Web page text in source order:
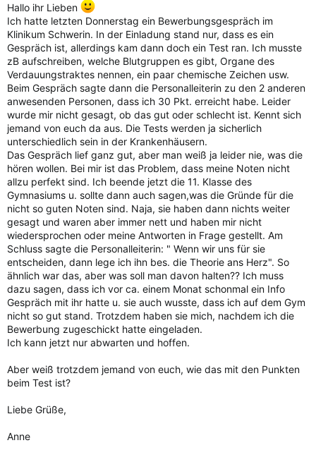
Hallo ihr Lieben
Ich hatte letzten Donnerstag ein Bewerbungsgespräch im
Klinikum Schwerin. In der Einladung stand nur, dass es ein
Gespräch ist, allerdings kam dann doch ein Test ran. Ich musste
zB aufschreiben, welche Blutgruppen es gibt, Organe des
Verdauungstraktes nennen, ein paar chemische Zeichen usw.
Beim Gespräch sagte dann die Personalleiterin zu den 2 anderen
anwesenden Personen, dass ich 30 Pkt. erreicht habe. Leider
wurde mir nicht gesagt, ob das gut oder schlecht ist. Kennt sich
jemand von euch da aus. Die Tests werden ja sicherlich
unterschiedlich sein in der Krankenhäusern.
Das Gespräch lief ganz gut, aber man weiß ja leider nie, was die
hören wollen. Bei mir ist das Problem, dass meine Noten nicht
allzu perfekt sind. Ich beende jetzt die 11. Klasse des
Gymnasiums u. sollte dann auch sagen,was die Gründe für die
nicht so guten Noten sind. Naja, sie haben dann nichts weiter
gesagt und waren aber immer nett und haben mir nicht
wiedersprochen oder meine Antworten in Frage gestellt. Am
Schluss sagte die Personalleiterin: " Wenn wir uns für sie
entscheiden, dann lege ich ihn bes. die Theorie ans Herz". So
ähnlich war das, aber was soll man davon halten?? Ich muss
dazu sagen, dass ich vor ca. einem Monat schonmal ein Info
Gespräch mit ihr hatte u. sie auch wusste, dass ich auf dem Gym
nicht so gut stand. Trotzdem haben sie mich, nachdem ich die
Bewerbung zugeschickt hatte eingeladen.
Ich kann jetzt nur abwarten und hoffen.
Aber weiß trotzdem jemand von euch, wie das mit den Punkten
beim Test ist?
Liebe Grüße,
Anne